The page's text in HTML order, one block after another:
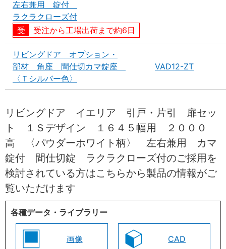
左右兼用 錠付
ラクラクローズ付
受注から工場出荷まで約6日
リビングドア オプション・
部材 角座 間仕切カマ錠座
〈Ｔシルバー色〉
VAD12-ZT
リビングドア イエリア 引戸・片引 扉セッ
ト １Ｓデザイン １６４５幅用 ２０００
高 〈パウダーホワイト柄〉 左右兼用 カマ
錠付 間仕切錠 ラクラクローズ付のご採用を
検討されている方はこちらから製品の情報がご
覧いただけます
各種データ・ライブラリー
画像 CAD